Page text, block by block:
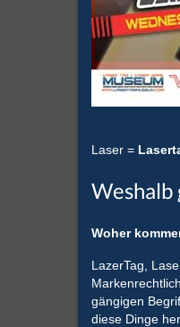
Laser =
Weshalb
Woher
LazerTag,
gängigen
diese Dinge